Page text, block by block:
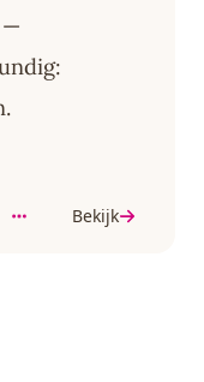
—
Bekijk